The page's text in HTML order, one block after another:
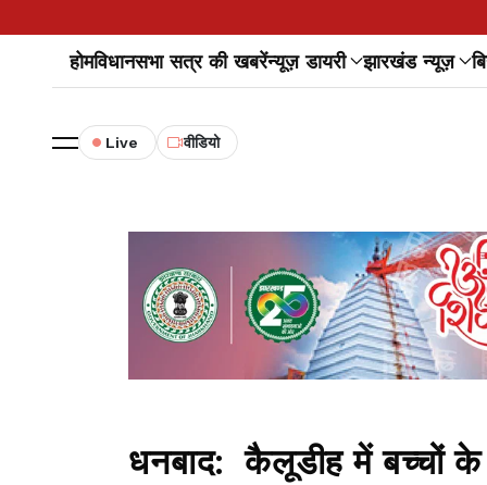
होमविधानसभा सत्र की खबरेंन्यूज़ डायरी झारखंड न्यूज़
Live वीडियो
धनबाद: कैलूडीह में बच्चों के